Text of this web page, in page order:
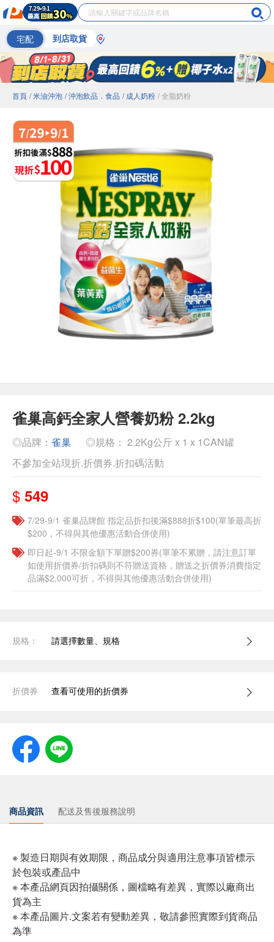
宅配 到店取貨
首頁 / 米油沖泡 / 沖泡飲品．食品 / 成人奶粉 / 全脂奶粉
雀巢高鈣全家人營養奶粉 2.2kg
◎品牌： 雀巢
◎規格： 2.2Kg公斤 x 1 x 1CAN罐
不參加全站現折.折價券.折扣碼活動
$ 549
7/29-9/1 雀巢品牌館 指定品折扣後滿$888折$100(單筆最高折
$200，不得與其他優惠活動合併使用)
即日起-9/1 不限金額下單贈$200券(單筆不累贈，請注意訂單
如使用折價券/折扣碼則不符贈送資格，贈送之折價券消費指定
品滿$2,000可折，不得與其他優惠活動合併使用)
規格： 請選擇數量、規格
折價券 查看可使用的折價券
商品資訊 配送及售後服務說明
※ 製造日期與有效期限，商品成分與適用注意事項皆標示
於包裝或產品中
※ 本產品網頁因拍攝關係，圖檔略有差異，實際以廠商出
貨為主
※ 本產品圖片.文案若有變動差異，敬請參照實際到貨商品
為準